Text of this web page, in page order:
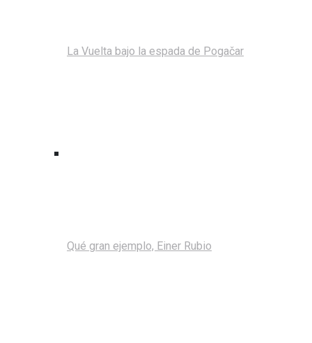
La Vuelta bajo la espada de Pogačar
Qué gran ejemplo, Einer Rubio